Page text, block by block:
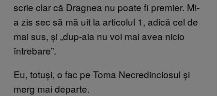
scrie clar că Dragnea nu poate fi premier. Mi-
a zis sec să mă uit la articolul 1, adică cel de
mai sus, și „dup-aia nu voi mai avea nicio
întrebare”.
Eu, totuși, o fac pe Toma Necredinciosul și
merg mai departe.